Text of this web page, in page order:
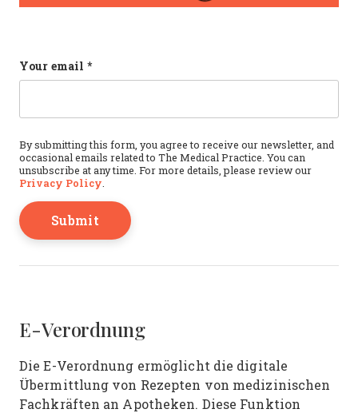
Email
Your email *
By submitting this form, you agree to receive our newsletter, and
occasional emails related to The Medical Practice. You can
unsubscribe at any time. For more details, please review our
Privacy Policy.
E-Verordnung
Die E-Verordnung ermöglicht die digitale
Übermittlung von Rezepten von medizinischen
Fachkräften an Apotheken. Diese Funktion